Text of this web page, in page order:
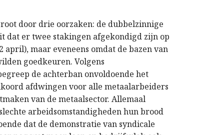
door drie oorzaken: de dubbelzinnige
dat er twee stakingen afgekondigd zijn op
maar eveneens omdat de bazen van
goedkeuren. Volgens
de achterban onvoldoende het
afdwingen voor alle metaalarbeiders
van de metaalsector. Allemaal
arbeidsomstandigheden hun brood
dat de demonstratie van syndicale